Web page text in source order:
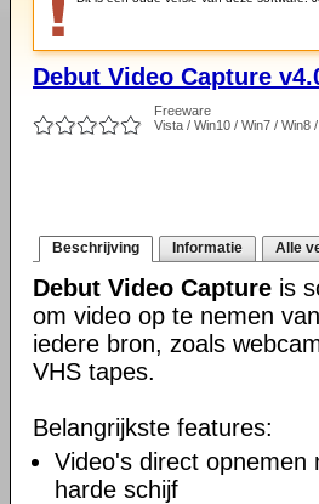
Debut Video Capture
Freeware
Vista / Win10 / Win7 / Win8
Beschrijving Informatie Alle
Debut Video Capture is
om video op te nemen
iedere bron, zoals
VHS tapes.
Belangrijkste features:
Video's direct opnemen
harde schijf